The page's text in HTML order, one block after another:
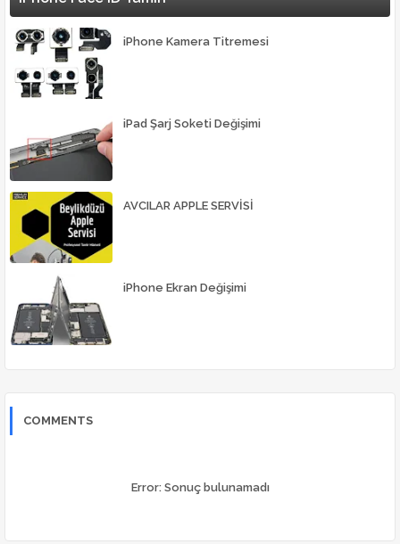
iPhone Kamera Titremesi
iPad Şarj Soketi Değişimi
AVCILAR APPLE SERVİSİ
iPhone Ekran Değişimi
COMMENTS
Error:Sonuç bulunamadı